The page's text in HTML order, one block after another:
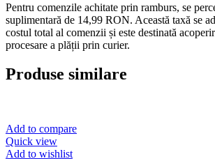
Pentru comenzile achitate prin ramburs, se
suplimentară de 14,99 RON. Această taxă se
costul total al comenzii și este destinată
procesare a plății prin curier.
Produse similare
Add to compare
Quick view
Add to wishlist